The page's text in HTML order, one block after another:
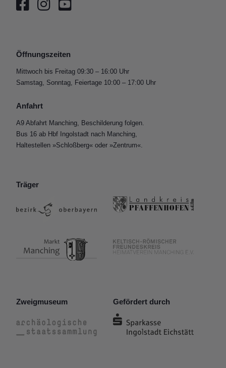
Öffnungszeiten
Mittwoch bis Freitag 09:30 – 16:00 Uhr
Samstag, Sonntag, Feiertage 10:00 – 17:00 Uhr
Anfahrt
A9 Abfahrt Manching, Beschilderung folgen.
Bus 16 ab Hbf Ingolstadt nach Manching,
Haltestellen »Schloßberg« oder »Zentrum«.
Träger
Zweigmuseum Gefördert durch